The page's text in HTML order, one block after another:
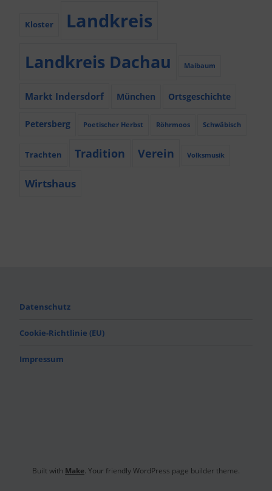
Kloster Landkreis
Landkreis Dachau Maibaum
Markt Indersdorf München Ortsgeschichte
Petersberg Poetischer Herbst Röhrmoos Schwäbisch
Trachten Tradition Verein Volksmusik
Wirtshaus
Datenschutz
Cookie-Richtlinie (EU)
Impressum
Built with Make. Your friendly WordPress page builder theme.